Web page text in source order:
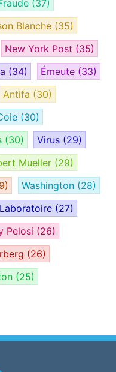
(37)
Blanche (35)
New York Post (35)
(34) Émeute (33)
Antifa (30)
(30)
(30) Virus (29)
Mueller (29)
Washington (28)
Laboratoire (27)
Pelosi (26)
(26)
(25)